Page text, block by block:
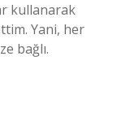
kullanarak
Yani, her
bağlı.